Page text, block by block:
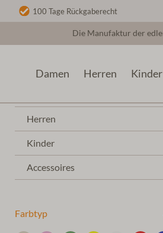
100 Tage Rückgaberecht
Die Manufaktur der
Damen Herren Kinder
Herren
Kinder
Accessoires
Farbtyp